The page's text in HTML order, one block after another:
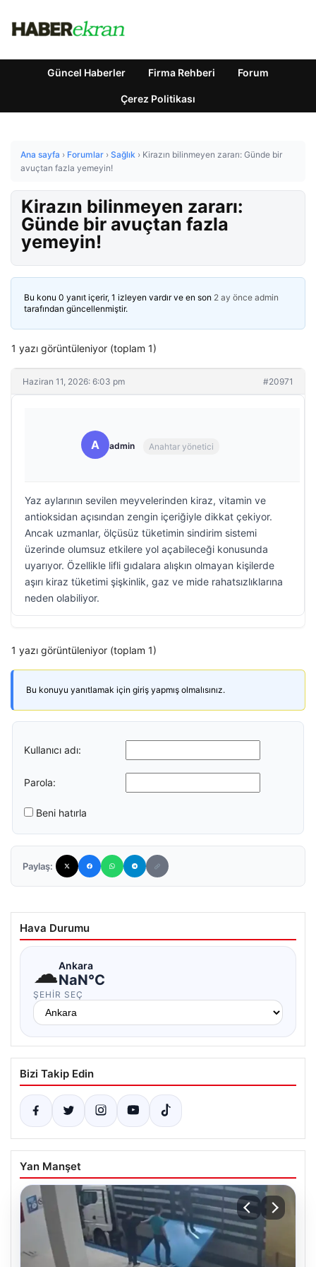
Güncel Haberler Firma Rehberi Forum
Çerez Politikası
Ana sayfa › Forumlar › Sağlık › Kirazın bilinmeyen zararı: Günde bir
avuçtan fazla yemeyin!
Kirazın bilinmeyen zararı:
Günde bir avuçtan fazla
yemeyin!
Bu konu 0 yanıt içerir, 1 izleyen vardır ve en son 2 ay önce admin
tarafından güncellenmiştir.
1 yazı görüntüleniyor (toplam 1)
Haziran 11, 2026: 6:03 pm #20971
A admin Anahtar yönetici
Yaz aylarının sevilen meyvelerinden kiraz, vitamin ve
antioksidan açısından zengin içeriğiyle dikkat çekiyor.
Ancak uzmanlar, ölçüsüz tüketimin sindirim sistemi
üzerinde olumsuz etkilere yol açabileceği konusunda
uyarıyor. Özellikle lifli gıdalara alışkın olmayan kişilerde
aşırı kiraz tüketimi şişkinlik, gaz ve mide rahatsızlıklarına
neden olabiliyor.
1 yazı görüntüleniyor (toplam 1)
Bu konuyu yanıtlamak için giriş yapmış olmalısınız.
Kullanıcı adı:
Parola:
Beni hatırla
Paylaş:
Hava Durumu
☁Ankara
NaN°C
ŞEHIR SEÇ
Bizi Takip Edin
Yan Manşet